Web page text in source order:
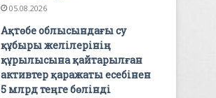
05.08.2026
Ақтөбе облысындағы су
құбыры желілерінің
құрылысына қайтарылған
активтер қаражаты есебінен
5 млрд теңге бөлінді